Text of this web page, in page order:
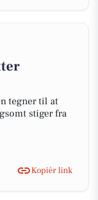
tegner til at
stiger fra
Kopiér link